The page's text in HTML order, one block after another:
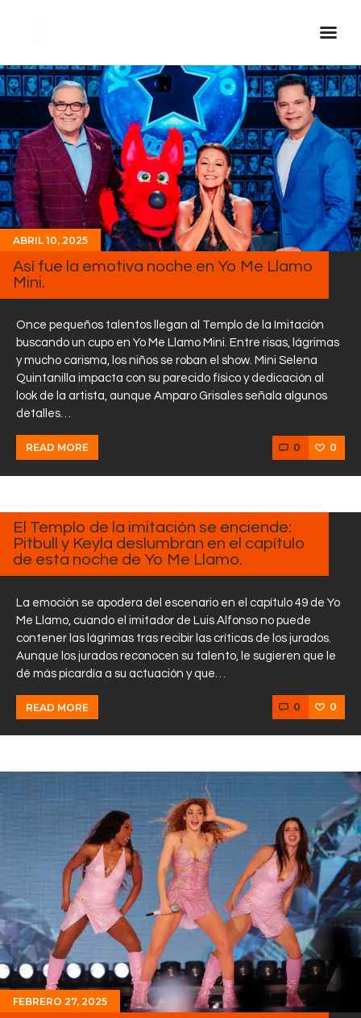
Inicio Real FM
Streaming
En Vivo
Descarga La APP
Programas
Noticias
Equipo
Contactos
ABRIL 10, 2025
Así fue la emotiva noche en Yo Me Llamo
Mini.
Once pequeños talentos llegan al Templo de la Imitación
buscando un cupo en Yo Me Llamo Mini. Entre risas, lágrimas
y mucho carisma, los niños se roban el show. Mini Selena
Quintanilla impacta con su parecido físico y dedicación al
look de la artista, aunque Amparo Grisales señala algunos
detalles…
READ MORE 0 0
2025
El Templo de la imitación se enciende:
Pitbull y Keyla deslumbran en el capítulo
de esta noche de Yo Me Llamo.
La emoción se apodera del escenario en el capítulo 49 de Yo
Me Llamo, cuando el imitador de Luis Alfonso no puede
contener las lágrimas tras recibir las críticas de los jurados.
Aunque los jurados reconocen su talento, le sugieren que le
dé más picardía a su actuación y que…
READ MORE 0 0
FEBRERO 27, 2025